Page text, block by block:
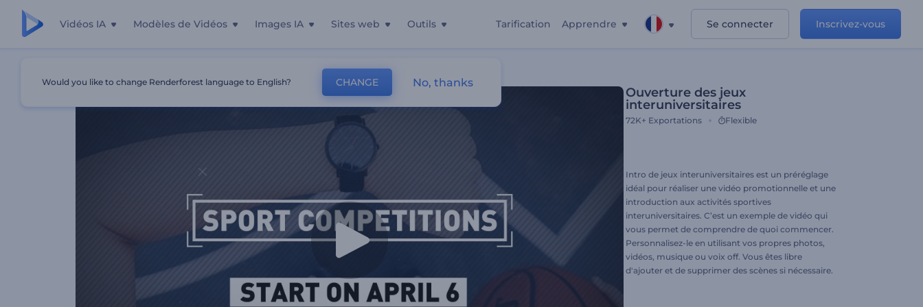
Vidéos IA Modèles de Vidéos Images IA Sites web Outils Tarification Apprendre Se connecter Inscrivez-vous
Ouverture des jeux
interuniversitaires
72K+ Exportations Flexible
Intro de jeux interuniversitaires est un préréglage
idéal pour réaliser une vidéo promotionnelle et une
introduction aux activités sportives
interuniversitaires. C’est un exemple de vidéo qui
vous permet de comprendre de quoi commencer.
Personnalisez-le en utilisant vos propres photos,
vidéos, musique ou voix off. Vous êtes libre
d'ajouter et de supprimer des scènes si nécessaire.
Would you like to change Renderforest language to English? CHANGE No, thanks